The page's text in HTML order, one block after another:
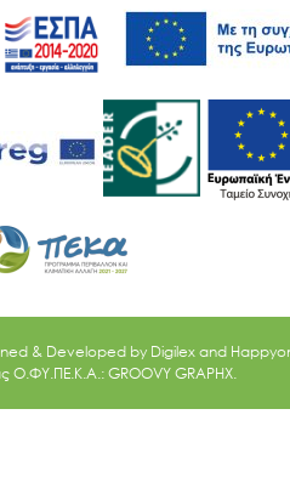
μας
& Developed by Digilex and
Ο.ΦΥ.ΠΕ.Κ.Α.: GROOVY GRAPHX.